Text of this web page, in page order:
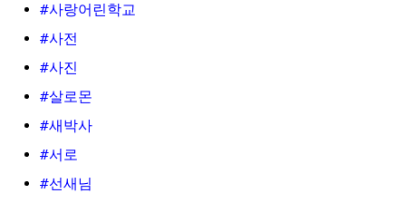
#사랑어린학교
#사전
#사진
#살로몬
#새박사
#서로
#선새님